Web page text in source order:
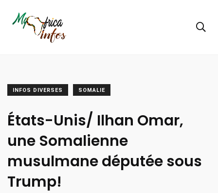
INFOS DIVERSES SOMALIE
États-Unis/ Ilhan Omar,
une Somalienne
musulmane députée sous
Trump!